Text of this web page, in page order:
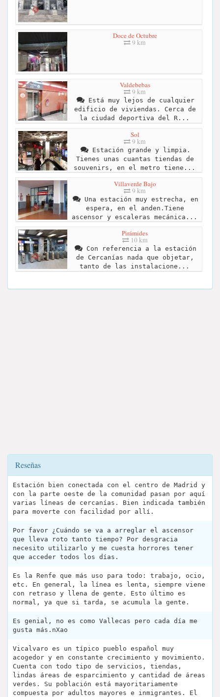
Doce de Octubre
9 km
Valdebebas
9 km
Está muy lejos de cualquier
edificio de viviendas. Cerca de
la ciudad deportiva del R...
Sol
9 km
Estación grande y limpia.
Tienes unas cuantas tiendas de
souvenirs, en el metro tiene...
Villaverde Bajo
9 km
Una estación muy estrecha, en
espera, en el anden.Tiene
ascensor y escaleras mecánica...
Pirámides
10 km
Con referencia a la estación
de Cercanías nada que objetar,
tanto de las instalacione...
Reseñas
Estación bien conectada con el centro de Madrid y
con la parte oeste de la comunidad pasan por aquí
varias líneas de cercanías. Bien indicada también
para moverte con facilidad por allí.
Por favor ¿Cuándo se va a arreglar el ascensor
que lleva roto tanto tiempo? Por desgracia
necesito utilizarlo y me cuesta horrores tener
que acceder todos los días.
Es la Renfe que más uso para todo: trabajo, ocio,
etc. En general, la línea es lenta, siempre viene
con retraso y llena de gente. Esto último es
normal, ya que si tarda, se acumula la gente.
Es genial, no es como Vallecas pero cada día me
gusta más.nXao
Vicalvaro es un típico pueblo español muy
acogedor y en constante crecimiento y movimiento.
Cuenta con todo tipo de servicios, tiendas,
lindas áreas de esparcimiento y cantidad de áreas
verdes. Su población está mayoritariamente
compuesta por adultos mayores e inmigrantes. El